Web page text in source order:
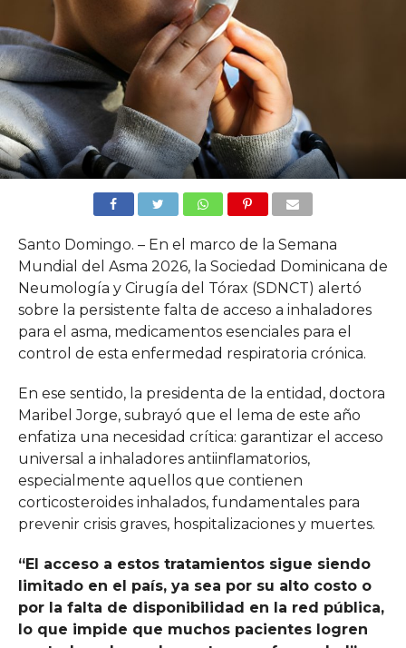
Santo Domingo. – En el marco de la Semana
Mundial del Asma 2026, la Sociedad Dominicana de
Neumología y Cirugía del Tórax (SDNCT) alertó
sobre la persistente falta de acceso a inhaladores
para el asma, medicamentos esenciales para el
control de esta enfermedad respiratoria crónica.
En ese sentido, la presidenta de la entidad, doctora
Maribel Jorge, subrayó que el lema de este año
enfatiza una necesidad crítica: garantizar el acceso
universal a inhaladores antiinflamatorios,
especialmente aquellos que contienen
corticosteroides inhalados, fundamentales para
prevenir crisis graves, hospitalizaciones y muertes.
“El acceso a estos tratamientos sigue siendo
limitado en el país, ya sea por su alto costo o
por la falta de disponibilidad en la red pública,
lo que impide que muchos pacientes logren